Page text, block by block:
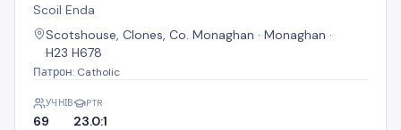
Scoil Enda
Scotshouse, Clones, Co. Monaghan · Monaghan ·
H23 H678
Патрон: Catholic
УЧНІВ
69
PTR
23.0:1